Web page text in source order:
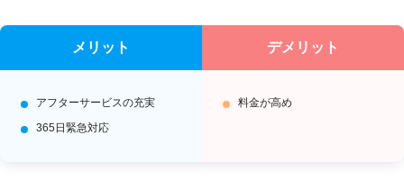
メリット
アフターサービスの充実
365日緊急対応
デメリット
料金が高め